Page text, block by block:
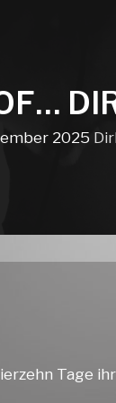
2025
Tage